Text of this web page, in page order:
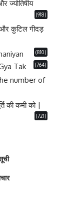
ज्योतिषीय
(918)
(810)
Tak (764)
की कमी को |
(721)